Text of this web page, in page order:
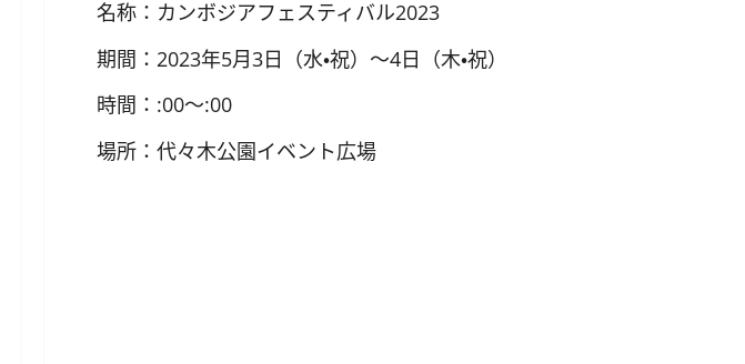
名称：カンボジアフェスティバル2023
期間：2023年5月3日（水・祝）〜4日（木・祝）
時間：:00〜:00
場所：代々木公園イベント広場